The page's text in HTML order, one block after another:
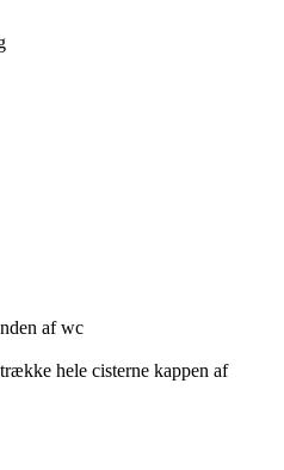
af wc
hele cisterne kappen af